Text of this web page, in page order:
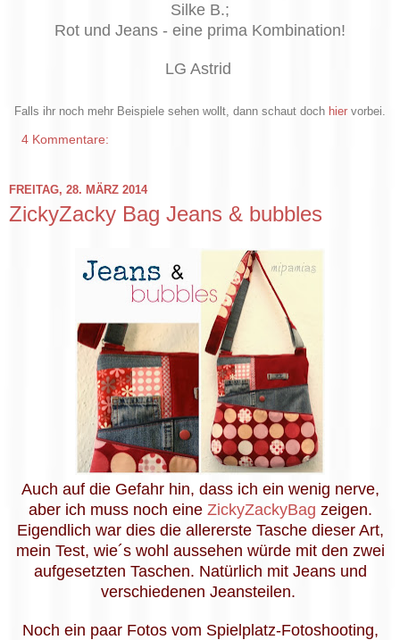
Silke B.;
Rot und Jeans - eine prima Kombination!
LG Astrid
Falls ihr noch mehr Beispiele sehen wollt, dann schaut doch hier vorbei.
4 Kommentare:
FREITAG, 28. MÄRZ 2014
ZickyZacky Bag Jeans & bubbles
Auch auf die Gefahr hin, dass ich ein wenig nerve,
aber ich muss noch eine ZickyZackyBag zeigen.
Eigendlich war dies die allererste Tasche dieser Art,
mein Test, wie´s wohl aussehen würde mit den zwei
aufgesetzten Taschen. Natürlich mit Jeans und
verschiedenen Jeansteilen.
Noch ein paar Fotos vom Spielplatz-Fotoshooting,